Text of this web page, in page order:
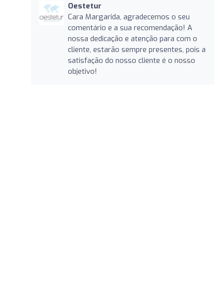
Oestetur
Cara Margarida, agradecemos o seu
comentário e a sua recomendação! A
nossa dedicação e atenção para com o
cliente, estarão sempre presentes, pois a
satisfação do nosso cliente é o nosso
objetivo!